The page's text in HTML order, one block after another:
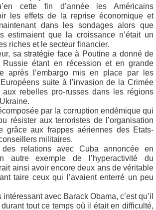
cette fin d’année les Américains
les effets de la reprise économique et
dans les sondages alors que
estimaient que la croissance n’était un
riches et le secteur financier.
sa stratégie face à Poutine a donné de
Russie étant en récession et en grande
après l’embargo mis en place par les
suite à l’invasion de la Crimée
aux rebelles pro-russes dans les régions
par la corruption endémique qui
résister aux terroristes de l’organisation
grâce aux frappes aériennes des Etats-
militaires.
des relations avec Cuba annoncée en
autre exemple de l’hyperactivité du
ainsi avoir encore deux ans de véritable
taire ceux qui l’avaient enterré un peu
avec Barack Obama, c’est qu’il
durant tout ce temps où il était en difficulté,